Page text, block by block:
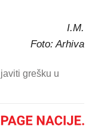
I.M.
Foto: Arhiva
grešku u